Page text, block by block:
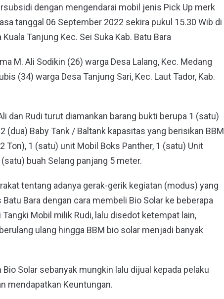
dengan mengendarai mobil jenis Pick Up merk
tanggal 06 September 2022 sekira pukul 15.30 Wib di
Tanjung Kec. Sei Suka Kab. Batu Bara
M. Ali Sodikin (26) warga Desa Lalang, Kec. Medang
(34) warga Desa Tanjung Sari, Kec. Laut Tador, Kab.
dan Rudi turut diamankan barang bukti berupa 1 (satu)
(dua) Baby Tank / Baltank kapasitas yang berisikan BBM
Ton), 1 (satu) unit Mobil Boks Panther, 1 (satu) Unit
buah Selang panjang 5 meter.
tentang adanya gerak-gerik kegiatan (modus) yang
Bara dengan cara membeli Bio Solar ke beberapa
Mobil milik Rudi, lalu disedot ketempat lain,
ulang hingga BBM bio solar menjadi banyak
Solar sebanyak mungkin lalu dijual kepada pelaku
mendapatkan Keuntungan.